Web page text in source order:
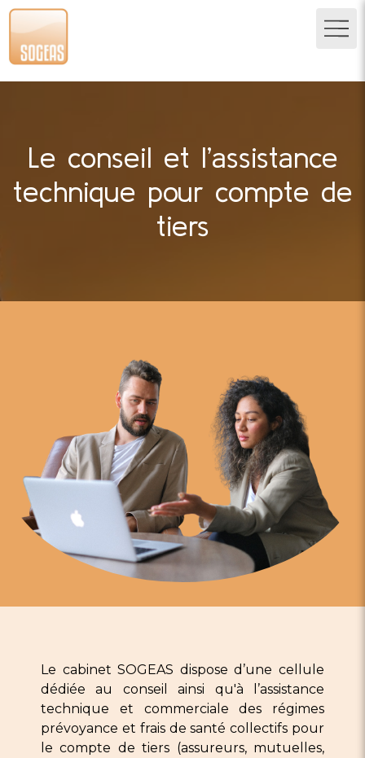
Le conseil et l’assistance
technique pour compte de
tiers
Le cabinet SOGEAS dispose d’une cellule
dédiée au conseil ainsi qu'à l’assistance
technique et commerciale des régimes
prévoyance et frais de santé collectifs pour
le compte de tiers (assureurs, mutuelles,